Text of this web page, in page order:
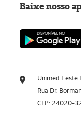
Unimed Leste
Rua Dr.
CEP: 24020-
Baixe nosso